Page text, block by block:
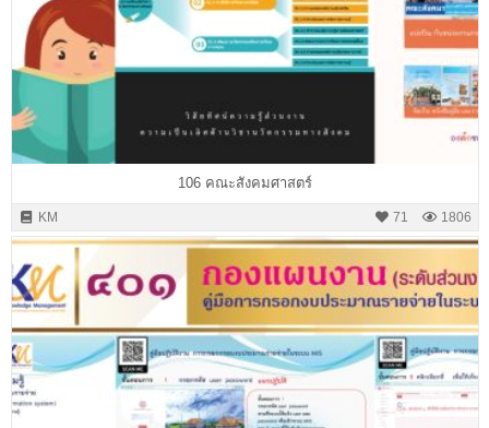
106 คณะสังคมศาสตร์
KM 1806
71